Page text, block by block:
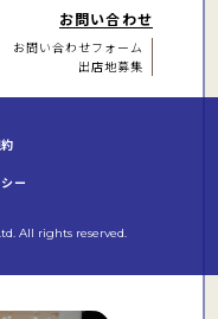
お問い合わせ
お問い合わせフォーム
出店地募集
ー
All rights reserved.